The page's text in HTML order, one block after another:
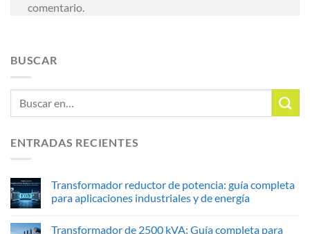
comentario.
BUSCAR
ENTRADAS RECIENTES
Transformador reductor de potencia: guía completa
para aplicaciones industriales y de energía
Transformador de 2500 kVA: Guía completa para